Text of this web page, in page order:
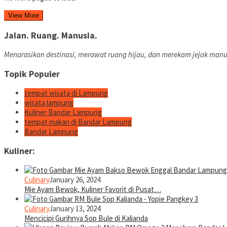
View More
Jalan. Ruang. Manusia.
Menarasikan destinasi, merawat ruang hijau, dan merekam jejak
Topik Populer
tempat wisata di Lampung
wisata lampung
Kuliner Bandar Lampung
tempat makan di Bandar Lampung
Bandar Lampung
Kuliner:
CulinaryJanuary 26, 2024
Mie Ayam Bewok, Kuliner Favorit di Pusat…
CulinaryJanuary 13, 2024
Mencicipi Gurihnya Sop Bule di Kalianda